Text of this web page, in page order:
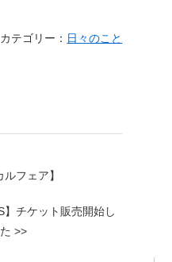
カテゴリー： 日々のこと
フェア】
】チケット販売開始し
>>